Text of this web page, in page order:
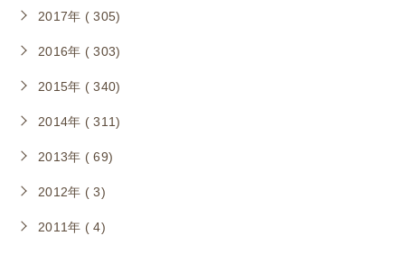
2017年 ( 305)
2016年 ( 303)
2015年 ( 340)
2014年 ( 311)
2013年 ( 69)
2012年 ( 3)
2011年 ( 4)